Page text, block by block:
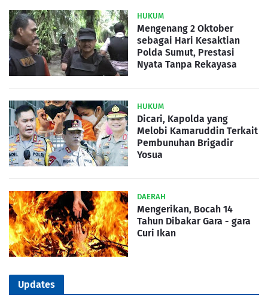
HUKUM
Mengenang 2 Oktober
sebagai Hari Kesaktian
Polda Sumut, Prestasi
Nyata Tanpa Rekayasa
HUKUM
Dicari, Kapolda yang
Melobi Kamaruddin Terkait
Pembunuhan Brigadir
Yosua
DAERAH
Mengerikan, Bocah 14
Tahun Dibakar Gara - gara
Curi Ikan
Updates